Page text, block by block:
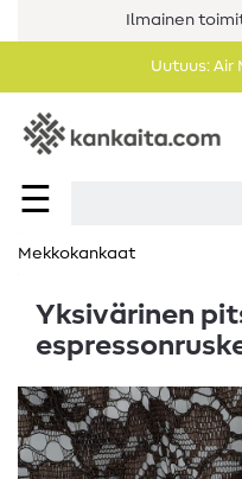
Ilmainen
Uutuus: Air
☰
Mekkokankaat
Yksivärinen